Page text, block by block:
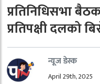
प्रतिनिधिसभा
प्रतिपक्षी दलको
न्यूज डेस्क
April 29th, 2025